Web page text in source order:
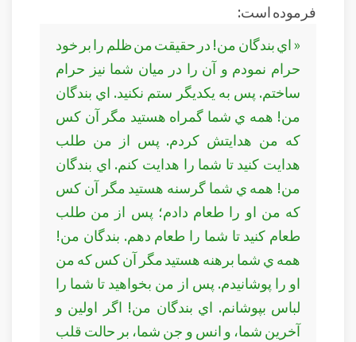
فرموده است:
« اي بندگان من! در حقيقت من ظلم را بر خود
حرام نمودم و آن را در ميان شما نيز حرام
ساختم. پس به يکديگر ستم نکنيد. اي بندگان
من! همه ي شما گمراه هستيد مگر آن کس
که من هدايتش کردم. پس از من طلب
هدايت کنيد تا شما را هدايت کنم. اي بندگان
من! همه ي شما گرسنه هستيد مگر آن کس
که من او را طعام دادم؛ پس از من طلب
طعام کنيد تا شما را طعام دهم. بندگان من!
همه ي شما برهنه هستيد مگر آن کس که من
او را پوشانيدم. پس از من بخواهيد تا شما را
لباس بپوشانم. اي بندگان من! اگر اولين و
آخرين شما، و انس و جن شما، بر حالت قلب